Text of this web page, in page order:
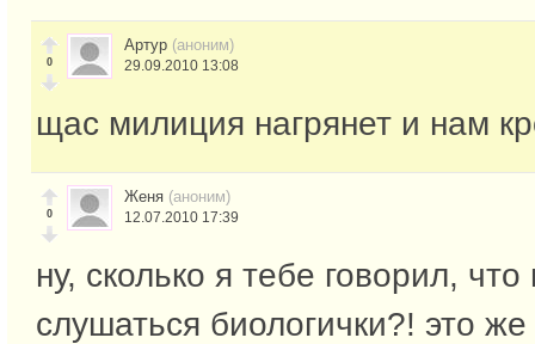
0
Артур (аноним)
29.09.2010 13:08
щас милиция нагрянет и нам
0
Женя (аноним)
12.07.2010 17:39
ну, сколько я тебе говорил,
слушаться биологички?! это